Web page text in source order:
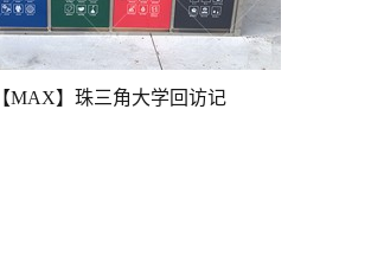
【MAX】珠三角大学回访记